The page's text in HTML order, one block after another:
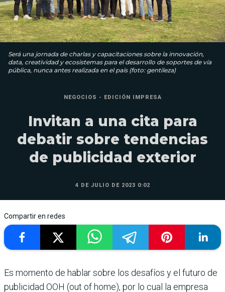
Será una jornada de charlas y capacitaciones sobre la innovación,
data, creatividad y ecosistemas para el desarrollo de soportes de vía
pública, nunca antes realizada en el país (foto: gentileza)
NEGOCIOS - EDICIÓN IMPRESA
Invitan a una cita para
debatir sobre tendencias
de publicidad exterior
4 DE JULIO DE 2023 0:02
Compartir en redes
Es momento de hablar sobre los desafíos y el futuro de
publicidad OOH (out of home), por lo cual la empresa